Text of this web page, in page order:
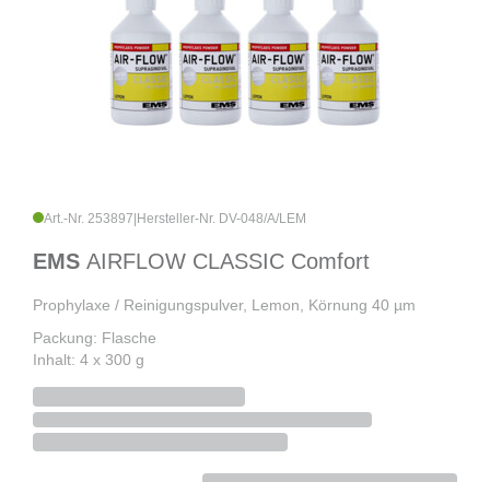
Art.-Nr. 253897 Hersteller-Nr. DV-048/A/LEM
EMS AIRFLOW CLASSIC Comfort
Prophylaxe / Reinigungspulver, Lemon, Körnung 40 µm
Packung: Flasche
Inhalt: 4 x 300 g